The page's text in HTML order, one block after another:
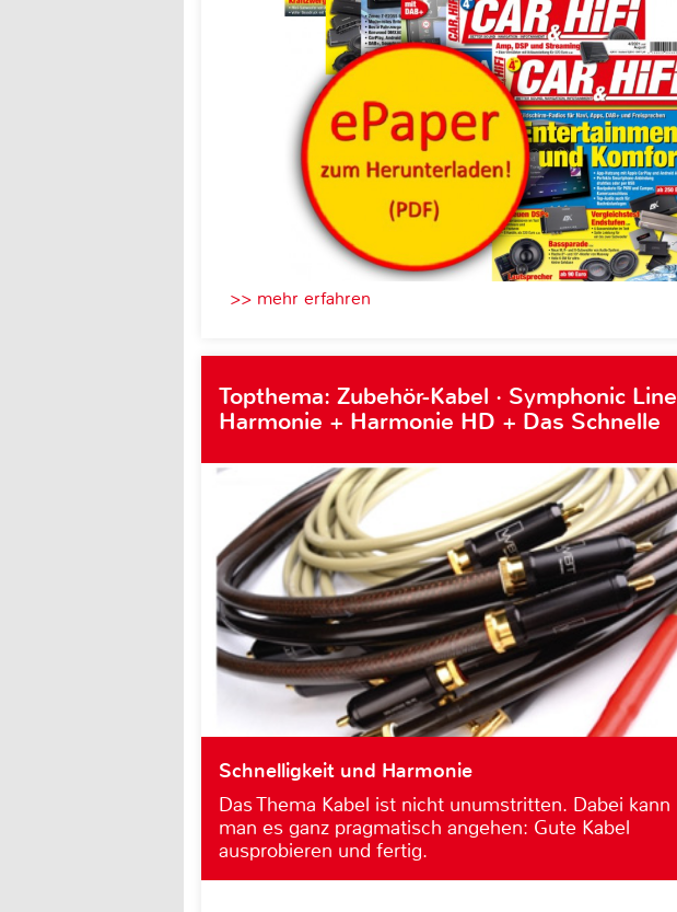
>> mehr erfahren
Topthema: Zubehör-Kabel · Symphonic Line
Harmonie + Harmonie HD + Das Schnelle
Schnelligkeit und Harmonie
Das Thema Kabel ist nicht unumstritten. Dabei kann
man es ganz pragmatisch angehen: Gute Kabel
ausprobieren und fertig.